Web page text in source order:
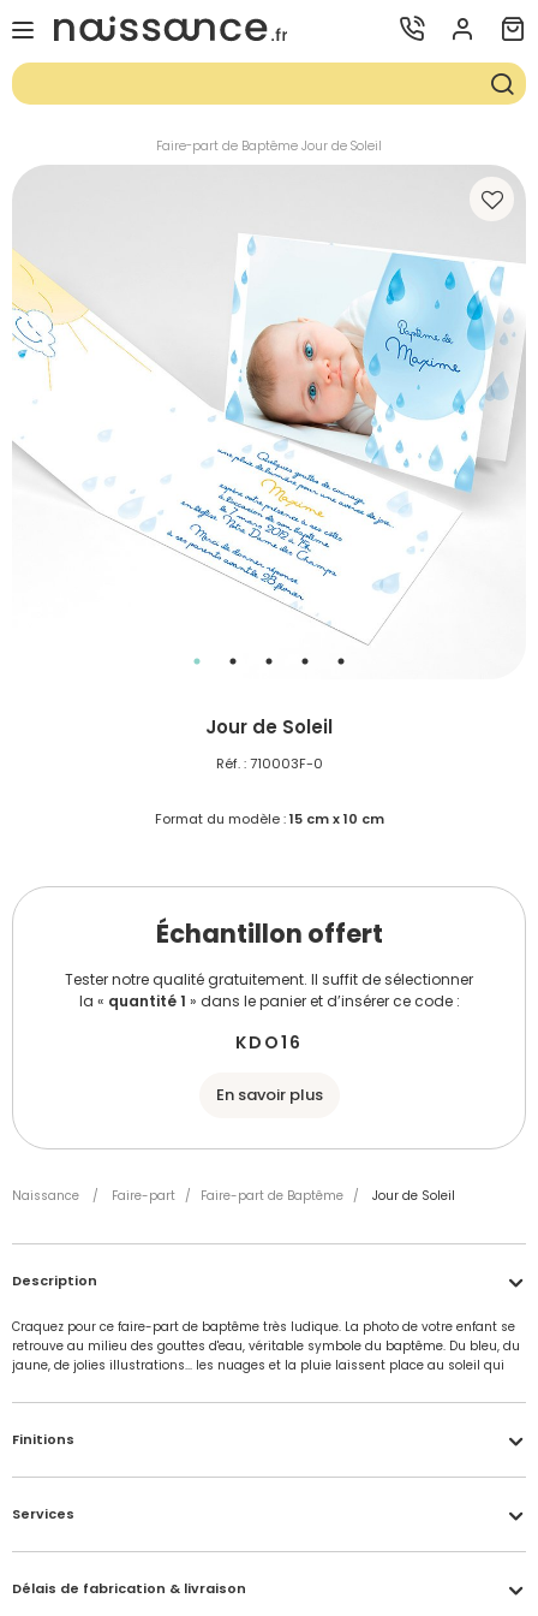
Voulez-vous passer commande ?
Je me connecte
Faire-part de Baptême Jour de Soleil
Jour de Soleil
Réf. : 710003F-0
Format du modèle : 15 cm x 10 cm
Échantillon offert
Tester notre qualité gratuitement. Il suffit de sélectionner
la « quantité 1 » dans le panier et d’insérer ce code :
KDO16
En savoir plus
Naissance / Faire-part / Faire-part de Baptême / Jour de Soleil
Description
Craquez pour ce faire-part de baptême très ludique. La photo de votre enfant se
retrouve au milieu des gouttes d'eau, véritable symbole du baptême. Du bleu, du
jaune, de jolies illustrations... les nuages et la pluie laissent place au soleil qui
Finitions
Donnez peps et éclat à vos photos ! Le vernis brillant sublime vos
garanti !
Services
Créez la carte de votre choix dans le studio de personnalisation,
puis choisissez la quantité 1, et entrez le codeKDO16dans votre
d'autres offres en cours.
Délais de fabrication & livraison